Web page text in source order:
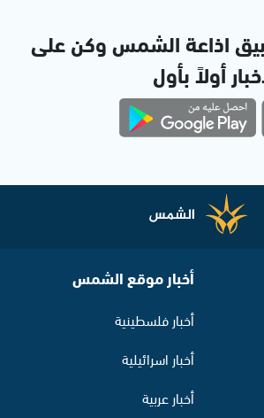
اذاعة الشمس وكن على
أولاً بأول
أخبار موقع الشمس
أخبار فلسطينية
أخبار اسرائيلية
أخبار عربية